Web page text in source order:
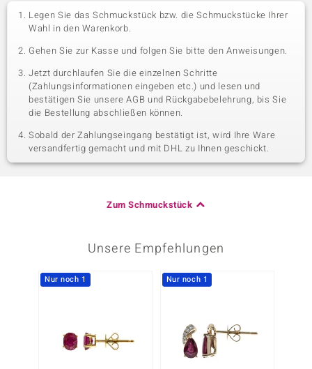
Legen Sie das Schmuckstück bzw. die Schmuckstücke Ihrer
Wahl in den Warenkorb.
Gehen Sie zur Kasse und folgen Sie bitte den Anweisungen.
Jetzt durchlaufen Sie die einzelnen Schritte
(Zahlungsinformationen eingeben etc.) und lesen und
bestätigen Sie unsere AGB und Rückgabebelehrung, bis Sie
die Bestellung abschließen können.
Sobald der Zahlungseingang bestätigt ist, wird Ihre Ware
versandfertig gemacht und mit DHL zu Ihnen geschickt.
Zum Schmuckstück
Unsere Empfehlungen
Nur noch 1 Nur noch 1